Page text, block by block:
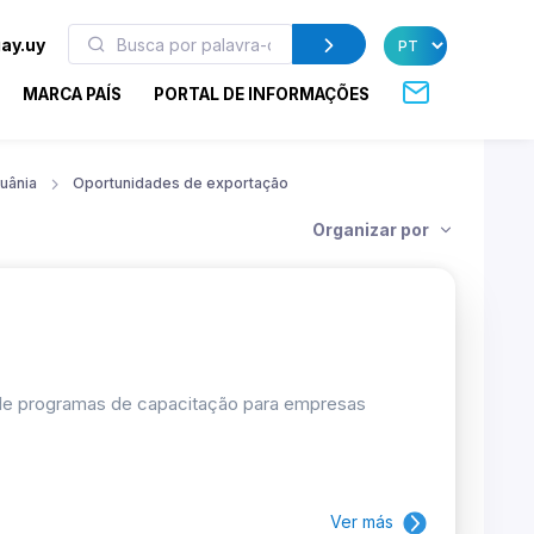
MARCA PAÍS PORTAL DE INFORMAÇÕES
Oportunidades de exportação
Organizar por
programas de capacitação para empresas
Ver más